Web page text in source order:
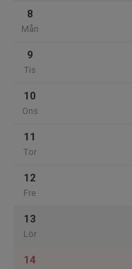
8
Mån
9
Tis
10
Ons
11
Tor
12
Fre
13
Lör
14